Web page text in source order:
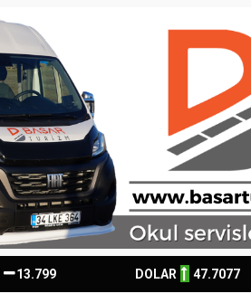
13.799 DOLAR 47.7077